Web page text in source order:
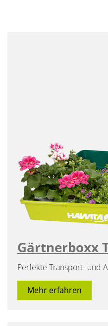
Gärtnerboxx
Perfekte Transport- und
Mehr erfahren